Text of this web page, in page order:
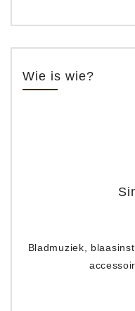
Wie is wie?
Bladmuziek,